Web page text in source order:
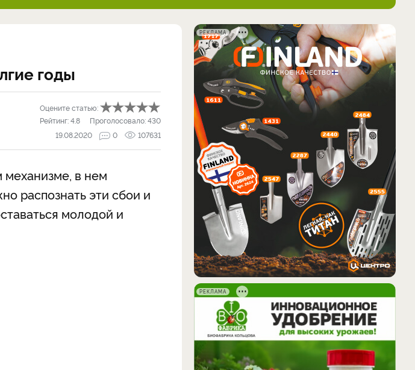
годы
Оцените статью:
Рейтинг:4.8 Проголосовало:430
19.08.2020
0 107631
в нем
распознать эти сбои и
молодой и
РЕКЛАМА
РЕКЛАМА